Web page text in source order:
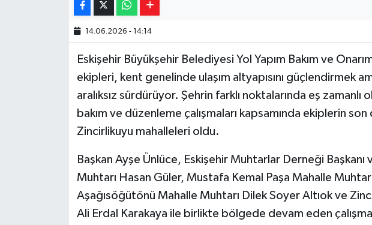
14.06.2026 - 14:14
Eskişehir Büyükşehir Belediyesi Yol Yapım Bakım ve
ekipleri, kent genelinde ulaşım altyapısını güçlendirmek
aralıksız sürdürüyor. Şehrin farklı noktalarında eş zamanlı
bakım ve düzenleme çalışmaları kapsamında ekiplerin
Zincirlikuyu mahalleleri oldu.
Başkan Ayşe Ünlüce, Eskişehir Muhtarlar Derneği Başkanı
Muhtarı Hasan Güler, Mustafa Kemal Paşa Mahalle
Aşağısöğütönü Mahalle Muhtarı Dilek Soyer Altıok ve
Ali Erdal Karakaya ile birlikte bölgede devam eden